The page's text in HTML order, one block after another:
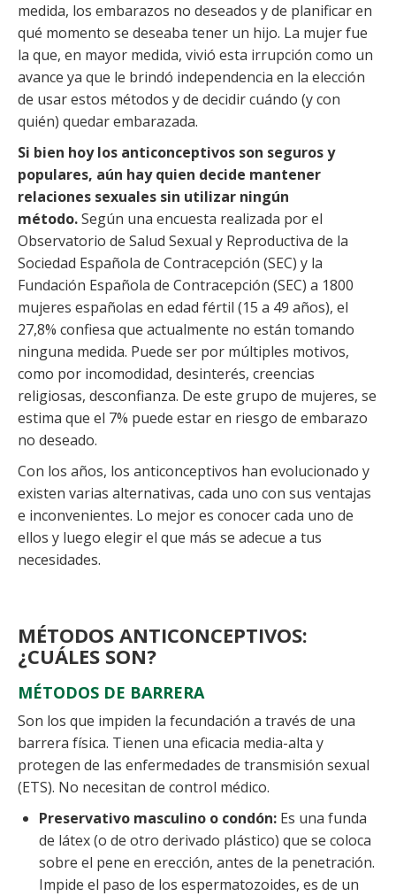
medida, los embarazos no deseados y de planificar en
qué momento se deseaba tener un hijo. La mujer fue
la que, en mayor medida, vivió esta irrupción como un
avance ya que le brindó independencia en la elección
de usar estos métodos y de decidir cuándo (y con
quién) quedar embarazada.
Si bien hoy los anticonceptivos son seguros y
populares, aún hay quien decide mantener
relaciones sexuales sin utilizar ningún
método.Según una encuesta realizada por el
Observatorio de Salud Sexual y Reproductiva de la
Sociedad Española de Contracepción (SEC) y la
Fundación Española de Contracepción (SEC) a 1800
mujeres españolas en edad fértil (15 a 49 años), el
27,8% confiesa que actualmente no están tomando
ninguna medida. Puede ser por múltiples motivos,
como por incomodidad, desinterés, creencias
religiosas, desconfianza. De este grupo de mujeres, se
estima que el 7% puede estar en riesgo de embarazo
no deseado.
Con los años, los anticonceptivos han evolucionado y
existen varias alternativas, cada uno con sus ventajas
e inconvenientes. Lo mejor es conocer cada uno de
ellos y luego elegir el que más se adecue a tus
necesidades.
MÉTODOS ANTICONCEPTIVOS:
¿CUÁLES SON?
MÉTODOS DE BARRERA
Son los que impiden la fecundación a través de una
barrera física. Tienen una eficacia media-alta y
protegen de las enfermedades de transmisión sexual
(ETS). No necesitan de control médico.
Preservativo masculino o condón: Es una funda
de látex (o de otro derivado plástico) que se coloca
sobre el pene en erección, antes de la penetración.
Impide el paso de los espermatozoides, es de un